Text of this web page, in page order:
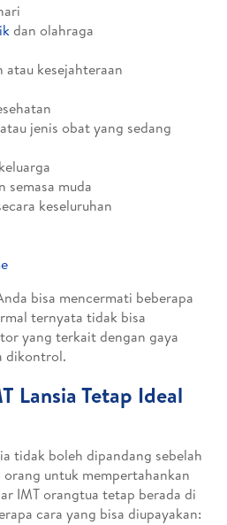
dan olahraga
kesejahteraan
jenis obat yang sedang
semasa muda
keseluruhan
bisa mencermati beberapa
ternyata tidak bisa
yang terkait dengan gaya
dikontrol.
Lansia Tetap Ideal
tidak boleh dipandang sebelah
untuk mempertahankan
IMT orangtua tetap berada di
cara yang bisa diupayakan: